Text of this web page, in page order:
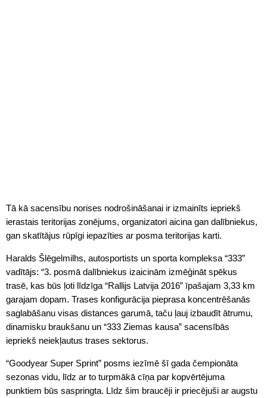
Tā kā sacensību norises nodrošināšanai ir izmainīts iepriekš
ierastais teritorijas zonējums, organizatori aicina gan dalībniekus,
gan skatītājus rūpīgi iepazīties ar posma teritorijas karti.
Haralds Šlēgelmilhs, autosportists un sporta kompleksa “333”
vadītājs: “3. posmā dalībniekus izaicinām izmēģināt spēkus
trasē, kas būs ļoti līdzīga “Rallijs Latvija 2016” īpašajam 3,33 km
garajam dopam. Trases konfigurācija pieprasa koncentrēšanās
saglabāšanu visas distances garumā, taču ļauj izbaudīt ātrumu,
dinamisku braukšanu un “333 Ziemas kausa” sacensībās
iepriekš neiekļautus trases sektorus.
“Goodyear Super Sprint” posms iezīmē šī gada čempionāta
sezonas vidu, līdz ar to turpmākā cīņa par kopvērtējuma
punktiem būs saspringta. Līdz šim braucēji ir priecējuši ar augstu